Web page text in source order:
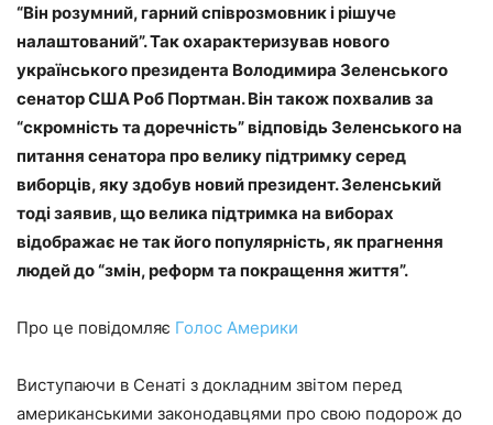
“Він розумний, гарний співрозмовник і рішуче
налаштований”. Так охарактеризував нового
українського президента Володимира Зеленського
сенатор США Роб Портман. Він також похвалив за
“скромність та доречність” відповідь Зеленського на
питання сенатора про велику підтримку серед
виборців, яку здобув новий президент. Зеленський
тоді заявив, що велика підтримка на виборах
відображає не так його популярність, як прагнення
людей до “змін, реформ та покращення життя”.
Про це повідомляє Голос Америки
Виступаючи в Сенаті з докладним звітом перед
американськими законодавцями про свою подорож до